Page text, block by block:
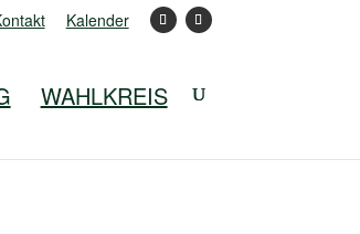
Kalender
WAHLKREIS